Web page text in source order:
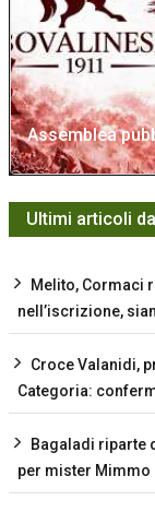
Assemblea
Ultimi articoli
Melito, Cormaci
nell’iscrizione,
Croce Valanidi,
Categoria:
Bagaladi riparte
per mister Mimmo